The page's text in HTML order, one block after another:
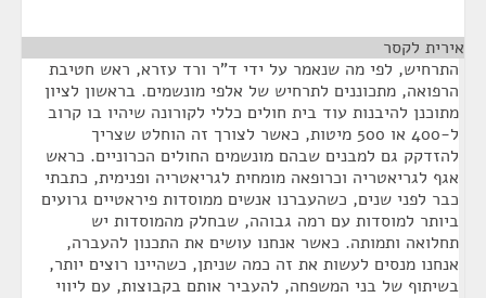
אירית לקסר
התרחיש, לפי מה שנאמר על ידי ד"ר ורד עזרא, ראש חטיבת
הרפואה, מתכוננים לתרחיש של אלפי מונשמים. בראשון לציון
מתוכנן להיבנות עוד בית חולים כללי לקורונה שיהיו בו קרוב
ל-400 או 500 מיטות, כאשר לצורך זה הוחלט שצריך
להזדקק גם למבנים שבהם מונשמים החולים הכרוניים. כראש
אגף לגריאטריה וכרופאה מומחית לגריאטריה ופנימית, כתבתי
כבר לפני שנים, כשהעברנו אנשים ממוסדות פיראטיים גרועים
ביותר למוסדות עם רמה גבוהה, שבחלק מהמוסדות יש
תחלואה ותמותה. כאשר אנחנו עושים את התכנון להעברה,
אנחנו מנסים לעשות את זה כמה שניתן, כשהיינו רוצים יותר,
בשיתוף של בני המשפחה, להעביר אותם בקבוצות, עם ליווי